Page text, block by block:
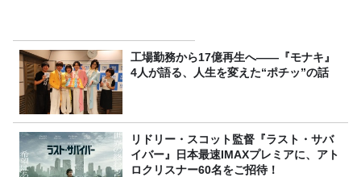
工場勤務から17億再生へ——『モナキ』
4人が語る、人生を変えた“ポチッ”の話
リドリー・スコット監督『ラスト・サバ
イバー』日本最速IMAXプレミアに、アト
ロクリスナー60名をご招待！